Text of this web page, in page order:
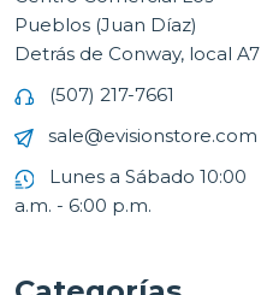
Pueblos (Juan Díaz)
Detrás de Conway, local A7
(507) 217-7661
sale@evisionstore.com
Lunes a Sábado 10:00
a.m. - 6:00 p.m.